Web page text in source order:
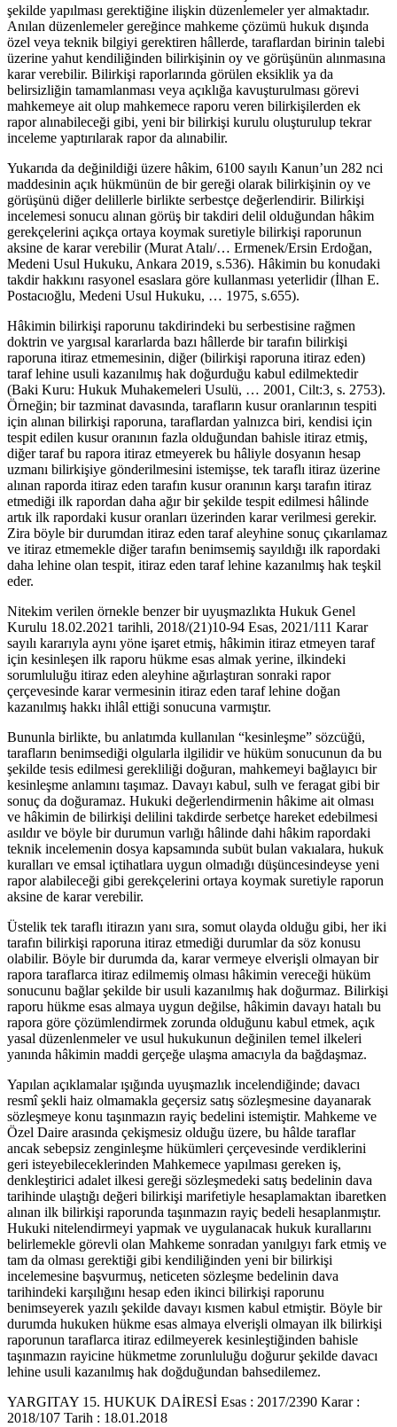
şekilde yapılması gerektiğine ilişkin düzenlemeler yer almaktadır.
Anılan düzenlemeler gereğince mahkeme çözümü hukuk dışında
özel veya teknik bilgiyi gerektiren hâllerde, taraflardan birinin talebi
üzerine yahut kendiliğinden bilirkişinin oy ve görüşünün alınmasına
karar verebilir. Bilirkişi raporlarında görülen eksiklik ya da
belirsizliğin tamamlanması veya açıklığa kavuşturulması görevi
mahkemeye ait olup mahkemece raporu veren bilirkişilerden ek
rapor alınabileceği gibi, yeni bir bilirkişi kurulu oluşturulup tekrar
inceleme yaptırılarak rapor da alınabilir.
Yukarıda da değinildiği üzere hâkim, 6100 sayılı Kanun’un 282 nci
maddesinin açık hükmünün de bir gereği olarak bilirkişinin oy ve
görüşünü diğer delillerle birlikte serbestçe değerlendirir. Bilirkişi
incelemesi sonucu alınan görüş bir takdiri delil olduğundan hâkim
gerekçelerini açıkça ortaya koymak suretiyle bilirkişi raporunun
aksine de karar verebilir (Murat Atalı/… Ermenek/Ersin Erdoğan,
Medeni Usul Hukuku, Ankara 2019, s.536). Hâkimin bu konudaki
takdir hakkını rasyonel esaslara göre kullanması yeterlidir (İlhan E.
Postacıoğlu, Medeni Usul Hukuku, … 1975, s.655).
Hâkimin bilirkişi raporunu takdirindeki bu serbestisine rağmen
doktrin ve yargısal kararlarda bazı hâllerde bir tarafın bilirkişi
raporuna itiraz etmemesinin, diğer (bilirkişi raporuna itiraz eden)
taraf lehine usuli kazanılmış hak doğurduğu kabul edilmektedir
(Baki Kuru: Hukuk Muhakemeleri Usulü, … 2001, Cilt:3, s. 2753).
Örneğin; bir tazminat davasında, tarafların kusur oranlarının tespiti
için alınan bilirkişi raporuna, taraflardan yalnızca biri, kendisi için
tespit edilen kusur oranının fazla olduğundan bahisle itiraz etmiş,
diğer taraf bu rapora itiraz etmeyerek bu hâliyle dosyanın hesap
uzmanı bilirkişiye gönderilmesini istemişse, tek taraflı itiraz üzerine
alınan raporda itiraz eden tarafın kusur oranının karşı tarafın itiraz
etmediği ilk rapordan daha ağır bir şekilde tespit edilmesi hâlinde
artık ilk rapordaki kusur oranları üzerinden karar verilmesi gerekir.
Zira böyle bir durumdan itiraz eden taraf aleyhine sonuç çıkarılamaz
ve itiraz etmemekle diğer tarafın benimsemiş sayıldığı ilk rapordaki
daha lehine olan tespit, itiraz eden taraf lehine kazanılmış hak teşkil
eder.
Nitekim verilen örnekle benzer bir uyuşmazlıkta Hukuk Genel
Kurulu 18.02.2021 tarihli, 2018/(21)10-94 Esas, 2021/111 Karar
sayılı kararıyla aynı yöne işaret etmiş, hâkimin itiraz etmeyen taraf
için kesinleşen ilk raporu hükme esas almak yerine, ilkindeki
sorumluluğu itiraz eden aleyhine ağırlaştıran sonraki rapor
çerçevesinde karar vermesinin itiraz eden taraf lehine doğan
kazanılmış hakkı ihlâl ettiği sonucuna varmıştır.
Bununla birlikte, bu anlatımda kullanılan “kesinleşme” sözcüğü,
tarafların benimsediği olgularla ilgilidir ve hüküm sonucunun da bu
şekilde tesis edilmesi gerekliliği doğuran, mahkemeyi bağlayıcı bir
kesinleşme anlamını taşımaz. Davayı kabul, sulh ve feragat gibi bir
sonuç da doğuramaz. Hukuki değerlendirmenin hâkime ait olması
ve hâkimin de bilirkişi delilini takdirde serbetçe hareket edebilmesi
asıldır ve böyle bir durumun varlığı hâlinde dahi hâkim rapordaki
teknik incelemenin dosya kapsamında subüt bulan vakıalara, hukuk
kuralları ve emsal içtihatlara uygun olmadığı düşüncesindeyse yeni
rapor alabileceği gibi gerekçelerini ortaya koymak suretiyle raporun
aksine de karar verebilir.
Üstelik tek taraflı itirazın yanı sıra, somut olayda olduğu gibi, her iki
tarafın bilirkişi raporuna itiraz etmediği durumlar da söz konusu
olabilir. Böyle bir durumda da, karar vermeye elverişli olmayan bir
rapora taraflarca itiraz edilmemiş olması hâkimin vereceği hüküm
sonucunu bağlar şekilde bir usuli kazanılmış hak doğurmaz. Bilirkişi
raporu hükme esas almaya uygun değilse, hâkimin davayı hatalı bu
rapora göre çözümlendirmek zorunda olduğunu kabul etmek, açık
yasal düzenlenmeler ve usul hukukunun değinilen temel ilkeleri
yanında hâkimin maddi gerçeğe ulaşma amacıyla da bağdaşmaz.
Yapılan açıklamalar ışığında uyuşmazlık incelendiğinde; davacı
resmî şekli haiz olmamakla geçersiz satış sözleşmesine dayanarak
sözleşmeye konu taşınmazın rayiç bedelini istemiştir. Mahkeme ve
Özel Daire arasında çekişmesiz olduğu üzere, bu hâlde taraflar
ancak sebepsiz zenginleşme hükümleri çerçevesinde verdiklerini
geri isteyebileceklerinden Mahkemece yapılması gereken iş,
denkleştirici adalet ilkesi gereği sözleşmedeki satış bedelinin dava
tarihinde ulaştığı değeri bilirkişi marifetiyle hesaplamaktan ibaretken
alınan ilk bilirkişi raporunda taşınmazın rayiç bedeli hesaplanmıştır.
Hukuki nitelendirmeyi yapmak ve uygulanacak hukuk kurallarını
belirlemekle görevli olan Mahkeme sonradan yanılgıyı fark etmiş ve
tam da olması gerektiği gibi kendiliğinden yeni bir bilirkişi
incelemesine başvurmuş, neticeten sözleşme bedelinin dava
tarihindeki karşılığını hesap eden ikinci bilirkişi raporunu
benimseyerek yazılı şekilde davayı kısmen kabul etmiştir. Böyle bir
durumda hukuken hükme esas almaya elverişli olmayan ilk bilirkişi
raporunun taraflarca itiraz edilmeyerek kesinleştiğinden bahisle
taşınmazın rayicine hükmetme zorunluluğu doğurur şekilde davacı
lehine usuli kazanılmış hak doğduğundan bahsedilemez.
YARGITAY 15. HUKUK DAİRESİ Esas : 2017/2390 Karar :
2018/107 Tarih : 18.01.2018